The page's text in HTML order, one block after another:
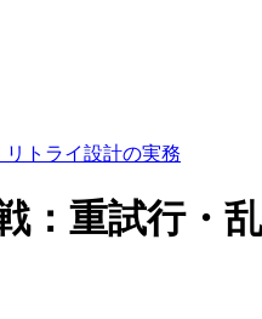
トライ設計の実務
：重試行・